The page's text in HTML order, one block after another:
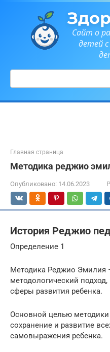
Сайт о
детей
Поиск:
Главная страница
Методика реджио
Опубликовано: 14.06.2023
История Реджио
Определение 1
Методика Реджио Эмилия
методологический
сферы развития ребенка.
Основной целью
сохранение и развитие
самовыражения ребенка.